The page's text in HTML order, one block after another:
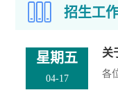
招生工
星期五
04-17
关
各